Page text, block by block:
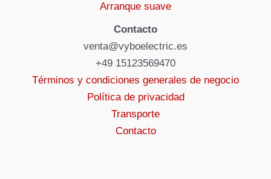
Arranque suave
Contacto
venta@vyboelectric.es
+49 15123569470
Términos y condiciones generales de negocio
Política de privacidad
Transporte
Contacto